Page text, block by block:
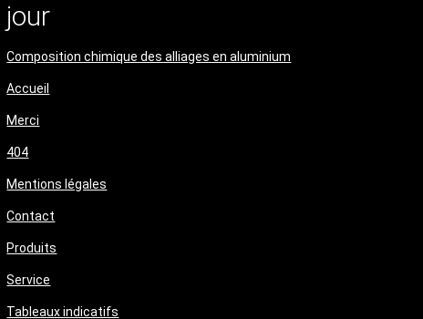
jour
Composition chimique des alliages en aluminium
Accueil
Merci
404
Mentions légales
Contact
Produits
Service
Tableaux indicatifs